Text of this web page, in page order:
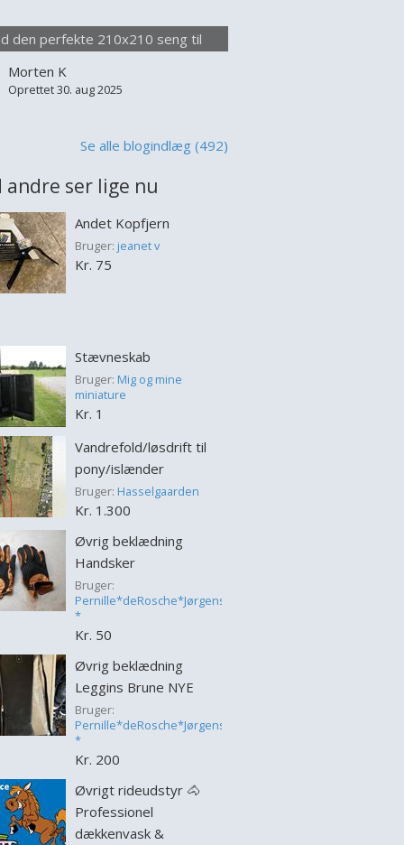
at sove uden at forstyrre hinanden,
dem der blot værdsætter
i deres soveplads. Når man
at købe en 210x210 s...
den perfekte 210x210 seng til
Morten K
Oprettet 30. aug 2025
Se alle blogindlæg (492)
andre ser lige nu
Andet Kopfjern
Bruger: jeanet v
Kr. 75
Stævneskab
Bruger: Mig og mine
miniature
Kr. 1
Vandrefold/løsdrift til
pony/islænder
Bruger: Hasselgaarden
Kr. 1.300
Øvrig beklædning
Handsker
Bruger:
Pernille*deRosche*Jørgensen
*
Kr. 50
Øvrig beklædning
Leggins Brune NYE
Bruger:
Pernille*deRosche*Jørgensen
*
Kr. 200
Øvrigt rideudstyr 🐴
Professionel
dækkenvask &